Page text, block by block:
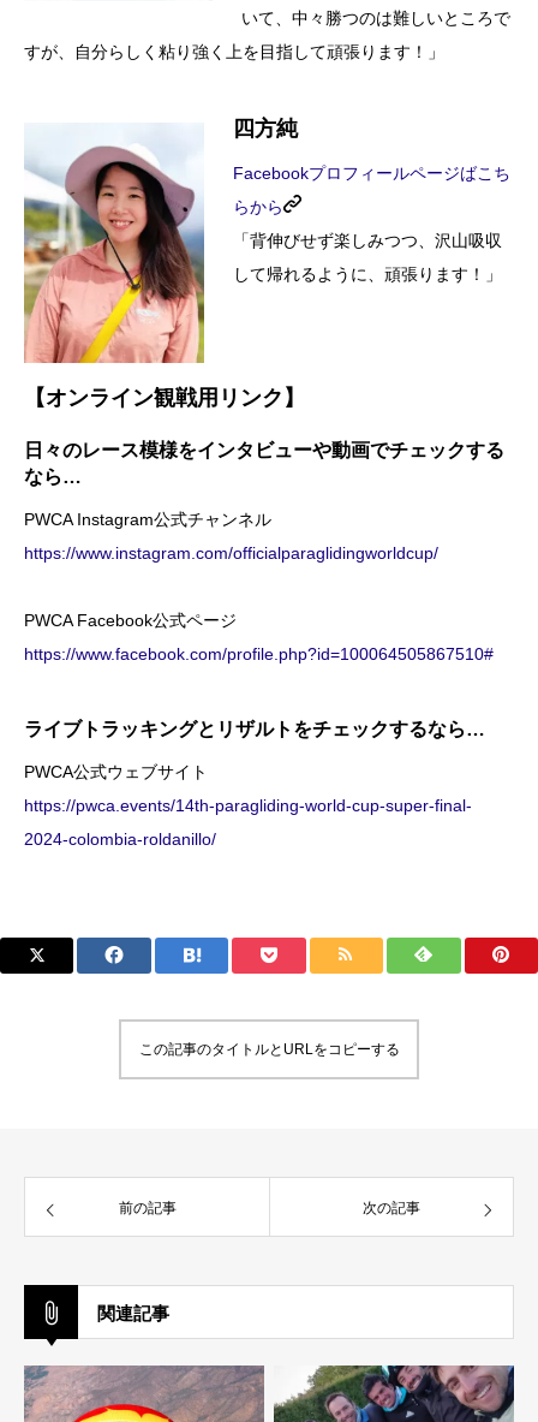
いて、中々勝つのは難しいところで
すが、自分らしく粘り強く上を目指して頑張ります！」
四方純
Facebookプロフィールページばこち
らから
「背伸びせず楽しみつつ、沢山吸収
して帰れるように、頑張ります！」
【オンライン観戦用リンク】
日々のレース模様をインタビューや動画でチェックする
なら…
PWCA Instagram公式チャンネル
https://www.instagram.com/officialparaglidingworldcup/
PWCA Facebook公式ページ
https://www.facebook.com/profile.php?id=100064505867510#
ライブトラッキングとリザルトをチェックするなら…
PWCA公式ウェブサイト
https://pwca.events/14th-paragliding-world-cup-super-final-
2024-colombia-roldanillo/
この記事のタイトルとURLをコピーする
前の記事 次の記事
関連記事